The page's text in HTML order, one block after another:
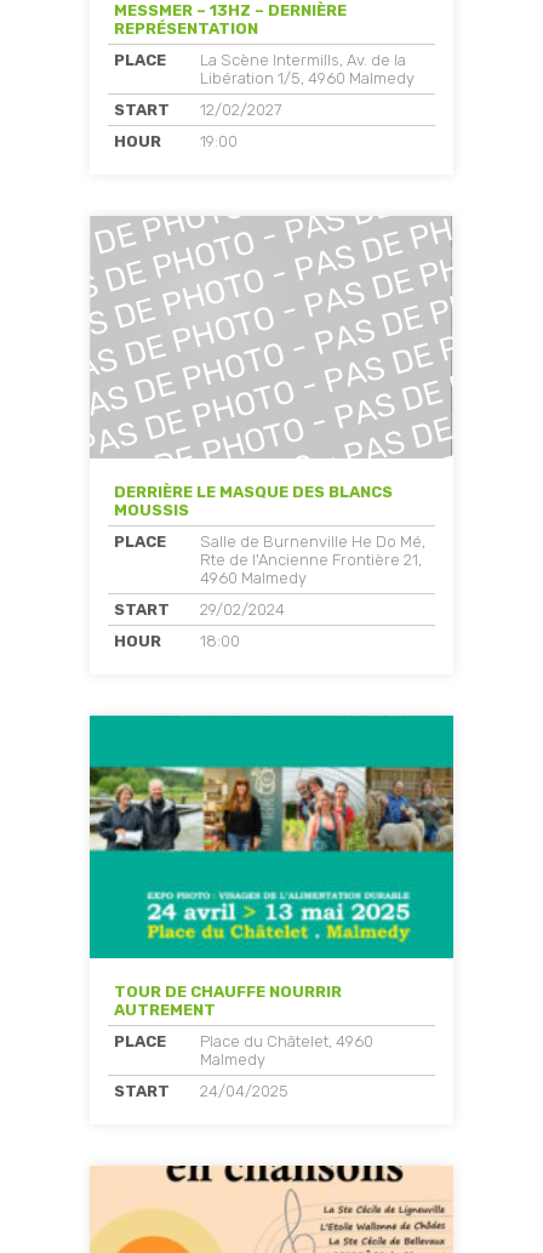
MESSMER – 13HZ – DERNIÈRE
REPRÉSENTATION
PLACE
La Scène Intermills, Av. de la
Libération 1/5, 4960 Malmedy
START
12/02/2027
HOUR
19:00
DERRIÈRE LE MASQUE DES BLANCS
MOUSSIS
PLACE
Salle de Burnenville He Do Mé,
Rte de l'Ancienne Frontière 21,
4960 Malmedy
START
29/02/2024
HOUR
18:00
TOUR DE CHAUFFE NOURRIR
AUTREMENT
PLACE
Place du Châtelet, 4960
Malmedy
START
24/04/2025